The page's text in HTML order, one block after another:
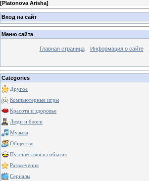
[Platonova Arisha]
Вход на сайт
Меню сайта
Главная страница Информация о сайте
Categories
Другое
Компьютерные игры
Красота и здоровье
Люди и блоги
Музыка
Общество
Путешествия и события
Развлечения
Сериалы